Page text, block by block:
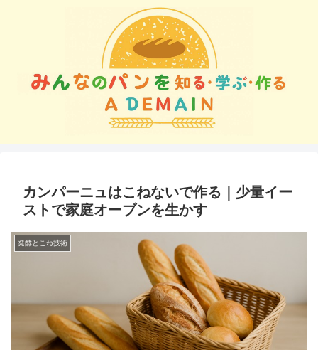
カンパーニュはこねないで作る｜少量イー
ストで家庭オーブンを生かす
発酵とこね技術